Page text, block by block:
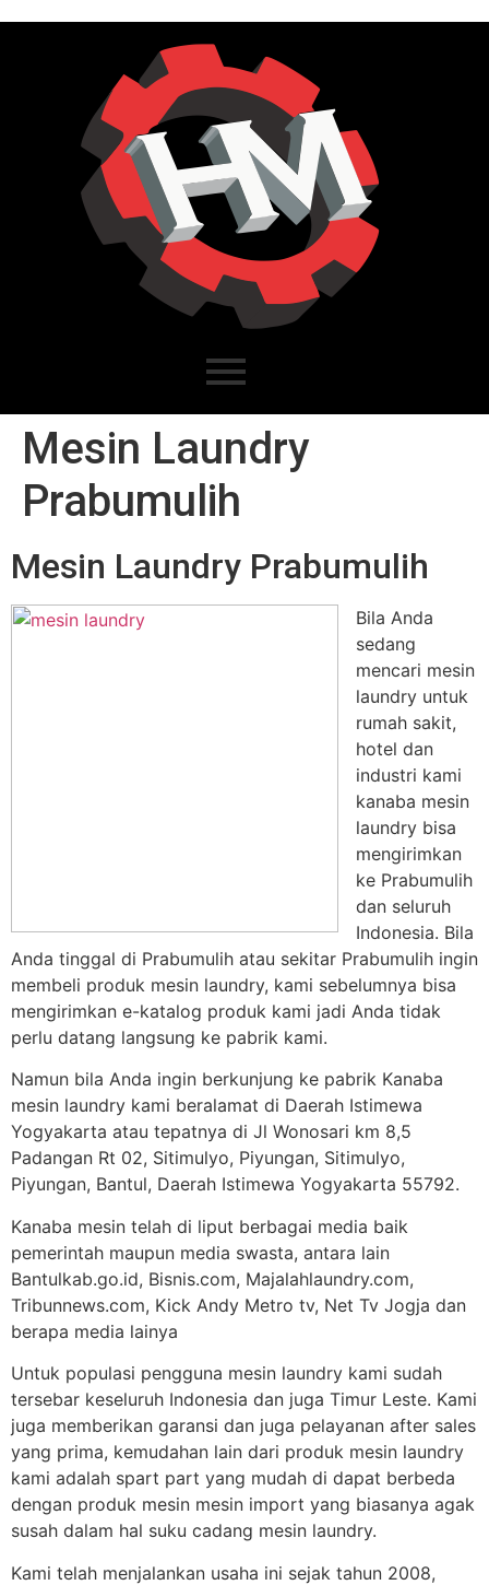
Mesin Laundry
Prabumulih
Mesin Laundry Prabumulih
Bila Anda
sedang
mencari mesin
laundry untuk
rumah sakit,
hotel dan
industri kami
kanaba mesin
laundry bisa
mengirimkan
ke Prabumulih
dan seluruh
Indonesia. Bila
Anda tinggal di Prabumulih atau sekitar Prabumulih ingin
membeli produk mesin laundry, kami sebelumnya bisa
mengirimkan e-katalog produk kami jadi Anda tidak
perlu datang langsung ke pabrik kami.
Namun bila Anda ingin berkunjung ke pabrik Kanaba
mesin laundry kami beralamat di Daerah Istimewa
Yogyakarta atau tepatnya di Jl Wonosari km 8,5
Padangan Rt 02, Sitimulyo, Piyungan, Sitimulyo,
Piyungan, Bantul, Daerah Istimewa Yogyakarta 55792.
Kanaba mesin telah di liput berbagai media baik
pemerintah maupun media swasta, antara lain
Bantulkab.go.id, Bisnis.com, Majalahlaundry.com,
Tribunnews.com, Kick Andy Metro tv, Net Tv Jogja dan
berapa media lainya
Untuk populasi pengguna mesin laundry kami sudah
tersebar keseluruh Indonesia dan juga Timur Leste. Kami
juga memberikan garansi dan juga pelayanan after sales
yang prima, kemudahan lain dari produk mesin laundry
kami adalah spart part yang mudah di dapat berbeda
dengan produk mesin mesin import yang biasanya agak
susah dalam hal suku cadang mesin laundry.
Kami telah menjalankan usaha ini sejak tahun 2008,